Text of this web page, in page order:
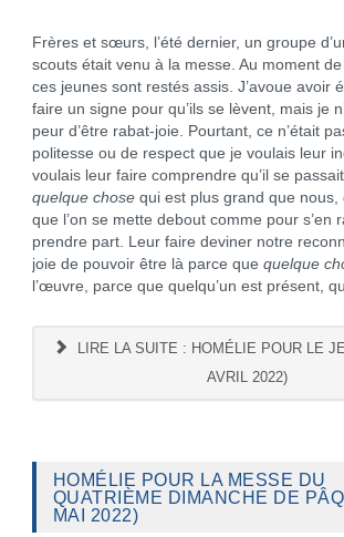
Frères et sœurs, l’été dernier, un groupe
scouts était venu à la messe. Au moment
ces jeunes sont restés assis. J’avoue avoir
faire un signe pour qu’ils se lèvent, mais je
peur d’être rabat-joie. Pourtant, ce n’était
politesse ou de respect que je voulais leur
voulais leur faire comprendre qu’il se
quelque chosequi est plus grand que nous,
que l’on se mette debout comme pour s’en
prendre part. Leur faire deviner notre
joie de pouvoir être là parce que quelque
l’œuvre, parce que quelqu’un est présent,
LIRE LA SUITE : HOMÉLIE POUR LE
AVRIL 2022)
HOMÉLIE POUR LA MESSE DU
QUATRIÈME DIMANCHE DE
MAI 2022)